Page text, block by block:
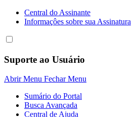
Central do Assinante
Informaçôes sobre sua Assinatura
Suporte ao Usuário
Abrir Menu Fechar Menu
Sumário do Portal
Busca Avançada
Central de Ajuda